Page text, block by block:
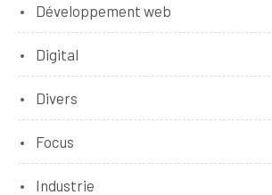
Développement web
Digital
Divers
Focus
Industrie